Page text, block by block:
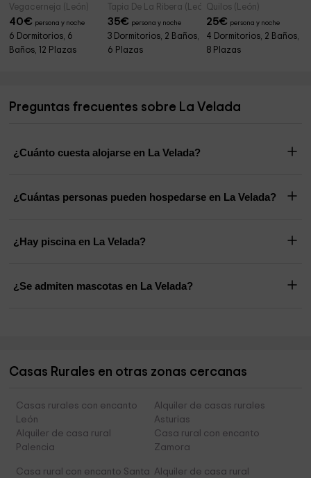
Vegacerneja (León)
40€ persona y noche
6 Dormitorios, 6
Baños, 12 Plazas
Tapia De La Ribera (León)
35€ persona y noche
3 Dormitorios, 2 Baños,
6 Plazas
Quilos (León)
25€ persona y noche
4 Dormitorios, 2 Baños,
8 Plazas
Preguntas frecuentes sobre La Velada
¿Cuánto cuesta alojarse en La Velada?
¿Cuántas personas pueden hospedarse en La Velada?
¿Hay piscina en La Velada?
¿Se admiten mascotas en La Velada?
Casas Rurales en otras zonas cercanas
Casas rurales con encanto
León
Alquiler de casas rurales
Asturias
Alquiler de casa rural
Palencia
Casa rural con encanto
Zamora
Casa rural con encanto Santa Alquiler de casa rural